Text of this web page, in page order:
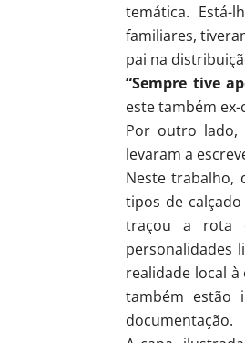
temática.
familiares,
pai na
“Sempre tive
este também
Por outro lado,
levaram a
Neste trabalho,
tipos de
traçou a rota
personalidades
realidade local
também estão
documentação.